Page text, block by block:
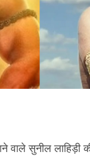
वाले सुनील